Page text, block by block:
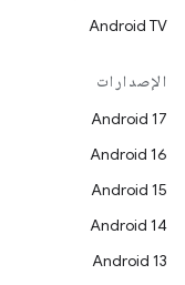
Android TV
الإصدارات
Android 17
Android 16
Android 15
Android 14
Android 13